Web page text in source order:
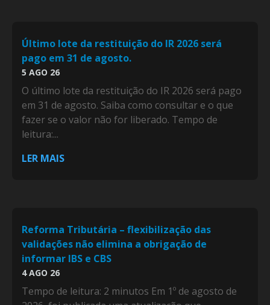
Último lote da restituição do IR 2026 será
pago em 31 de agosto.
5 AGO 26
O último lote da restituição do IR 2026 será pago
em 31 de agosto. Saiba como consultar e o que
fazer se o valor não for liberado. Tempo de
leitura:...
LER MAIS
Reforma Tributária – flexibilização das
validações não elimina a obrigação de
informar IBS e CBS
4 AGO 26
Tempo de leitura: 2 minutos Em 1º de agosto de